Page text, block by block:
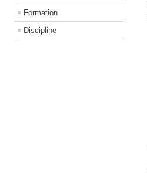
Formation
Discipline